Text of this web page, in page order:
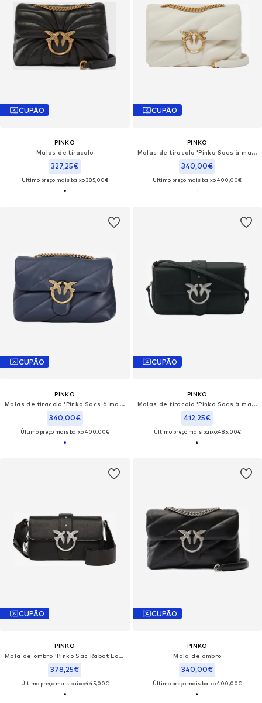
CUPÃO
PINKO
Malas de tiracolo
327,25€
Último preço mais baixo:385,00€
CUPÃO
PINKO
Malas de tiracolo 'Pinko Sacs à main Love Puff Classic Cl Sheep Nap Blanc'
340,00€
Último preço mais baixo:400,00€
CUPÃO
PINKO
Malas de tiracolo 'Pinko Sacs à main Love Puff Classic Cl Sheep Nap Bleu'
340,00€
Último preço mais baixo:400,00€
CUPÃO
PINKO
Malas de tiracolo 'Pinko Sacs à main Love One Slouchy Zip Classic V Noir'
412,25€
Último preço mais baixo:485,00€
CUPÃO
PINKO
Mala de ombro 'Pinko Sac Rabat Love One Slouchy Zip Mini Vite Noir'
378,25€
Último preço mais baixo:445,00€
CUPÃO
PINKO
Mala de ombro
340,00€
Último preço mais baixo:400,00€